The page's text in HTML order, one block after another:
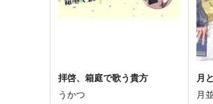
拝啓、箱庭で歌う貴方
うかつ
月
月